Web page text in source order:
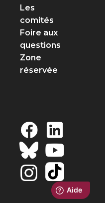
Les
comités
Foire aux
questions
Zone
réservée